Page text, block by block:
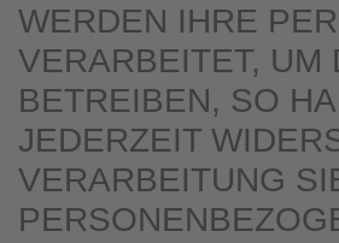
WERDEN IHRE
VERARBEITET, UM
BETREIBEN, SO
JEDERZEIT
VERARBEITUNG